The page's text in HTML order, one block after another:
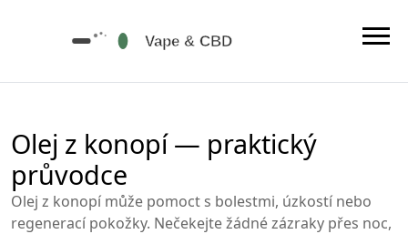
Olej z konopí — praktický
průvodce
Olej z konopí může pomoct s bolestmi, úzkostí nebo
regenerací pokožky. Nečekejte žádné zázraky přes noc,